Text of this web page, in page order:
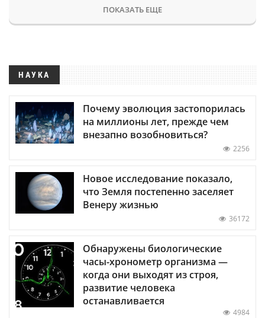
ПОКАЗАТЬ ЕЩЕ
НАУКА
Почему эволюция застопорилась
на миллионы лет, прежде чем
внезапно возобновиться?
2256
Новое исследование показало,
что Земля постепенно заселяет
Венеру жизнью
36172
Обнаружены биологические
часы-хронометр организма —
когда они выходят из строя,
развитие человека
останавливается
4984